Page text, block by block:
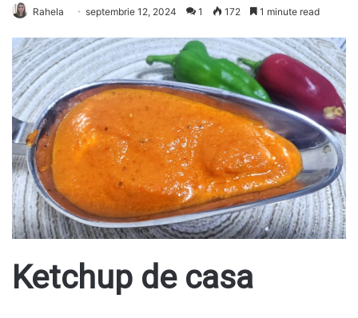
Rahela septembrie 12, 2024 1 172 1 minute read
Ketchup de casa